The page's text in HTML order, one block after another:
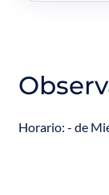
Horario: - de